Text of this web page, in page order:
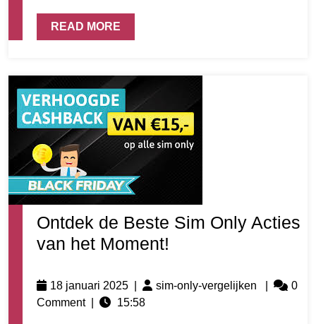
READ MORE
Ontdek de Beste Sim Only Acties
van het Moment!
18 januari 2025 sim-only-vergelijken
0
Comment
15:58